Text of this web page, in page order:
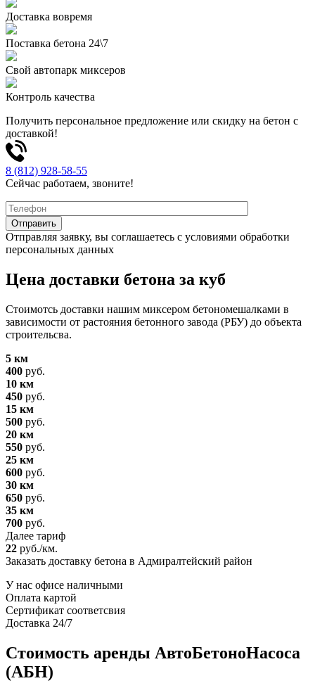
Доставка вовремя
Поставка бетона 24\7
Свой автопарк миксеров
Контроль качества
Получить персональное предложение или скидку на бетон с
доставкой!
8 (812) 928-58-55
Сейчас работаем, звоните!
Отправляя заявку, вы соглашаетесь с условиями обработки
персональных данных
Цена доставки бетона за куб
Стоимотсь доставки нашим миксером бетономешалками в
зависимости от растояния бетонного завода (РБУ) до объекта
строительсва.
5 км
400 руб.
10 км
450 руб.
15 км
500 руб.
20 км
550 руб.
25 км
600 руб.
30 км
650 руб.
35 км
700 руб.
Далее тариф
22 руб./км.
Заказать доставку бетона в Адмиралтейский район
У нас офисе наличными
Оплата картой
Сертификат соответсвия
Доставка 24/7
Стоимость аренды АвтоБетоноНасоса
(АБН)